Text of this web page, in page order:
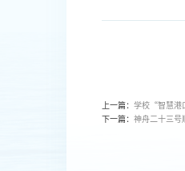
上一篇：学校“智慧港
下一篇：神舟二十三号